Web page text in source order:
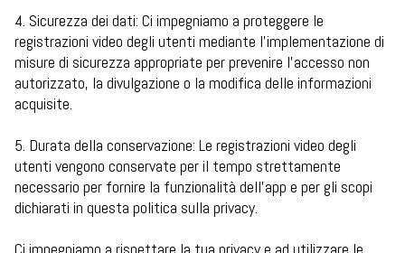
4. Sicurezza dei dati: Ci impegniamo a proteggere le
registrazioni video degli utenti mediante l'implementazione di
misure di sicurezza appropriate per prevenire l'accesso non
autorizzato, la divulgazione o la modifica delle informazioni
acquisite.
5. Durata della conservazione: Le registrazioni video degli
utenti vengono conservate per il tempo strettamente
necessario per fornire la funzionalità dell'app e per gli scopi
dichiarati in questa politica sulla privacy.